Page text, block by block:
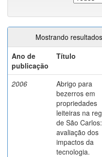
Mostrando
Ano de
publicação
Título
2006
Abrigo para
bezerros em
propriedades
leiteiras na
de São Carlos:
avaliação dos
impactos da
tecnologia.